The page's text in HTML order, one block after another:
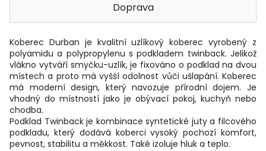
Doprava
Koberec Durban je kvalitní uzlíkový koberec vyrobený z
polyamidu a polypropylenu s podkladem twinback. Jelikož
vlákno vytváří smyčku-uzlík, je fixováno o podklad na dvou
místech a proto má vyšší odolnost vůči ušlapání. Koberec
má moderní design, který navozuje přírodní dojem. Je
vhodný do místností jako je obývací pokoj, kuchyň nebo
chodba.
Podklad Twinback je kombinace syntetické juty a filcového
podkladu, který dodává koberci vysoký pochozí komfort,
pevnost, stabilitu a měkkost. Také izoluje hluk a teplo.